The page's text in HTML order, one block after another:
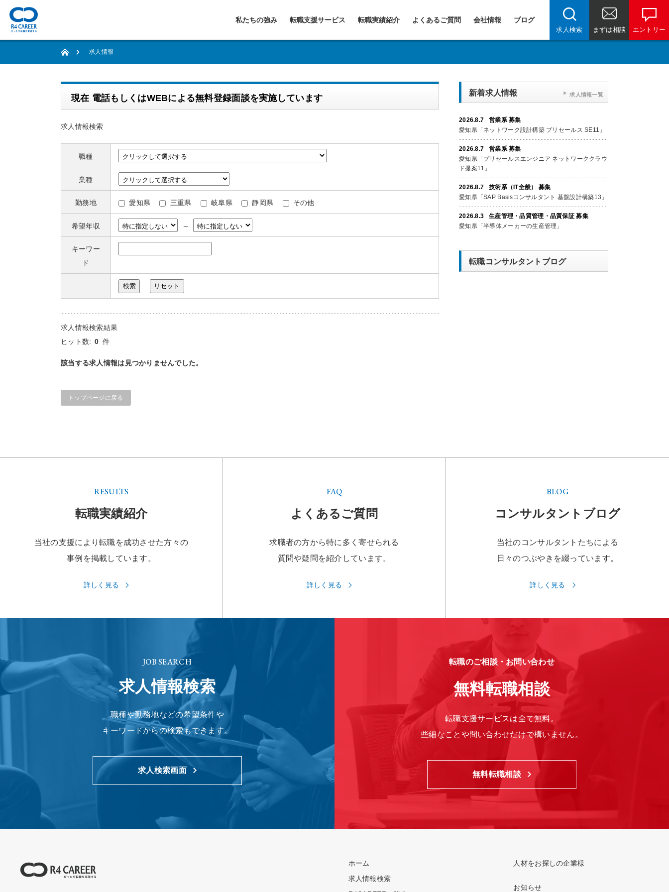
私たちの強み 転職支援サービス 転職実績紹介 よくあるご質問 会社情報 ブログ
求人検索 まずは相談 エントリー
求人情報
現在 電話もしくはWEBによる無料登録面談を実施しています
求人情報検索
職種
業種
勤務地 愛知県 三重県 岐阜県 静岡県 その他
希望年収 ～
キーワー
ド
求人情報検索結果
ヒット数: 0 件
該当する求人情報は見つかりませんでした。
トップページに戻る
新着求人情報
2026.8.7 営業系 募集
愛知県「ネットワーク設計構築 プリセールス SE11」
2026.8.7 営業系 募集
愛知県「プリセールスエンジニア ネットワーククラウ
ド提案11」
2026.8.7 技術系（IT全般） 募集
愛知県「SAP Basisコンサルタント 基盤設計構築13」
2026.8.3 生産管理・品質管理・品質保証 募集
愛知県「半導体メーカーの生産管理」
求人情報一覧
転職コンサルタントブログ
RESULTS
転職実績紹介
当社の支援により転職を成功させた方々の
事例を掲載しています。
詳しく見る
FAQ
よくあるご質問
求職者の方から特に多く寄せられる
質問や疑問を紹介しています。
詳しく見る
BLOG
コンサルタントブログ
当社のコンサルタントたちによる
日々のつぶやきを綴っています。
詳しく見る
JOB SEARCH
求人情報検索
職種や勤務地などの希望条件や
キーワードからの検索もできます。
求人検索画面
転職のご相談・お問い合わせ
無料転職相談
転職支援サービスは全て無料。
些細なことや問い合わせだけで構いません。
無料転職相談
ホーム
求人情報検索
人材をお探しの企業様
お知らせ